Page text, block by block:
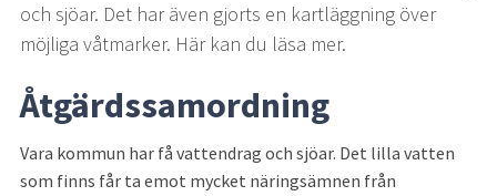
och sjöar. Det har även gjorts en kartläggning över
möjliga våtmarker. Här kan du läsa mer.
Åtgärdssamordning
Vara kommun har få vattendrag och sjöar. Det lilla vatten
som finns får ta emot mycket näringsämnen från